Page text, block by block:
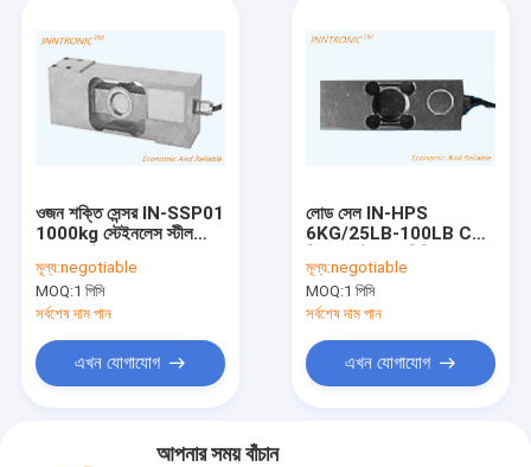
ওজন শক্তি সেন্সর IN-SSP01
1000kg স্টেইনলেস স্টীল
খাদ্য চেক ওজন মেশিনের জন্য
2mv/v C3
মূল্য:negotiable
MOQ:1 পিসি
সর্বশেষ দাম পান
এখন যোগাযোগ
লোড সেল IN-HPS
6KG/25LB-100LB C3
অ্যালগরি ওজন শক্তি সেন্সর
প্ল্যাটফর্ম স্কেল IP65 2mv/v
মূল্য:negotiable
MOQ:1 পিসি
সর্বশেষ দাম পান
এখন যোগাযোগ
আপনার সময় বাঁচান